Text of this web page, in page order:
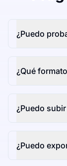
¿Puedo
¿Qué
¿Puedo
¿Puedo